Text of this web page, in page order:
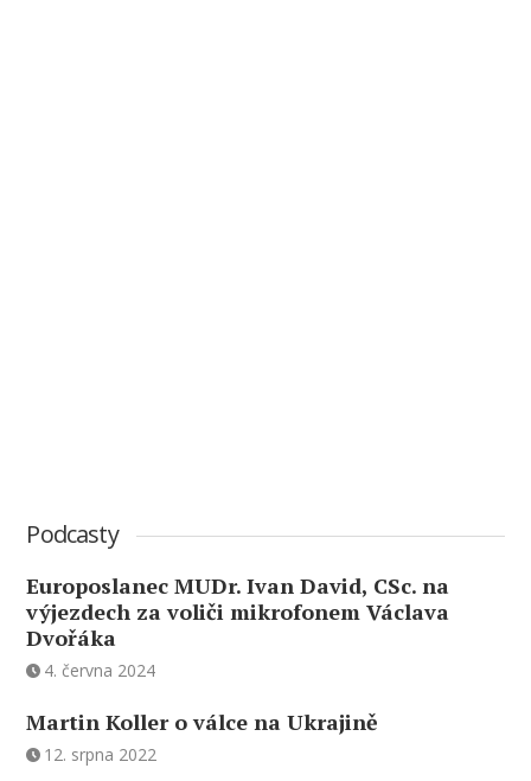
Podcasty
Europoslanec MUDr. Ivan David, CSc. na
výjezdech za voliči mikrofonem Václava
Dvořáka
4. června 2024
Martin Koller o válce na Ukrajině
12. srpna 2022